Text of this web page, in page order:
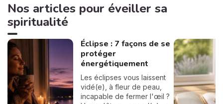
Nos articles pour éveiller sa
spiritualité
Éclipse : 7 façons de se
protéger
énergétiquement
Les éclipses vous laissent
vidé(e), à fleur de peau,
incapable de fermer l'œil ?